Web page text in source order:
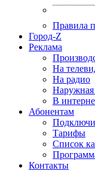
Правила
Город-Z
Реклама
На
На радио
Наружная
В
Абонентам
Тарифы
Список
Контакты